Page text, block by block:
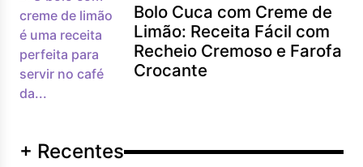
Bolo Cuca com Creme de
Limão: Receita Fácil com
Recheio Cremoso e Farofa
Crocante
+ Recentes